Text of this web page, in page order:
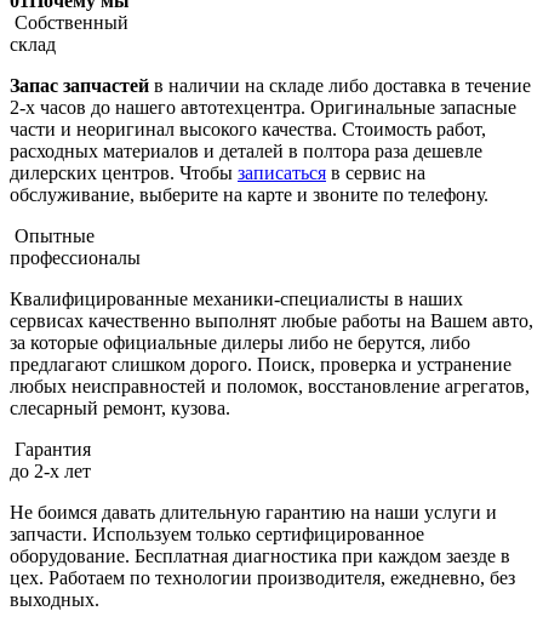
Собственный
склад
Запас запчастей в наличии на складе либо доставка в течение
2-х часов до нашего автотехцентра. Оригинальные запасные
части и неоригинал высокого качества. Стоимость работ,
расходных материалов и деталей в полтора раза дешевле
дилерских центров. Чтобы записаться в сервис на
обслуживание, выберите на карте и звоните по телефону.
Опытные
профессионалы
Квалифицированные механики-специалисты в наших
сервисах качественно выполнят любые работы на Вашем авто,
за которые официальные дилеры либо не берутся, либо
предлагают слишком дорого. Поиск, проверка и устранение
любых неисправностей и поломок, восстановление агрегатов,
слесарный ремонт, кузова.
Гарантия
до 2-х лет
Не боимся давать длительную гарантию на наши услуги и
запчасти. Используем только сертифицированное
оборудование. Бесплатная диагностика при каждом заезде в
цех. Работаем по технологии производителя, ежедневно, без
выходных.